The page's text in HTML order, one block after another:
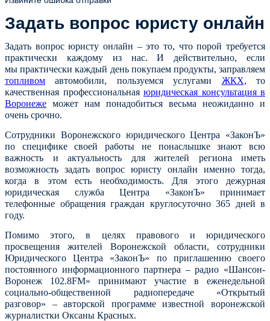
Задать вопрос юристу онлайн
Задать вопрос юристу онлайн – это то, что порой требуется
практически каждому из нас.И действительно, если
мыпрактически каждый день покупаем продукты, заправляем
топливом автомобили, пользуемся услугами ЖКХ, то
качественная профессиональная юридическая консультация в
Воронеже может нам понадобиться весьма неожиданно и
очень срочно.
Сотрудники Воронежского юридического Центра «ЗаконЪ»
по специфике своей работы не понаслышке знают всю
важность и актуальность для жителей региона иметь
возможность задать вопрос юристу онлайн именно тогда,
когда в этом есть необходимость. Для этого дежурная
юридическая служба Центра «ЗаконЪ» принимает
телефонные обращения граждан круглосуточно 365 дней в
году.
Помимо этого, в целях правового и юридического
просвещения жителей Воронежской области, сотрудники
Юридического Центра «ЗаконЪ» по приглашению своего
постоянного информационного партнера – радио «Шансон-
Воронеж 102.8FM» принимают участие в еженедельной
социально-общественной радиопередаче «Открытый
разговор» – авторской программе известной воронежской
журналистки Оксаны Красных.